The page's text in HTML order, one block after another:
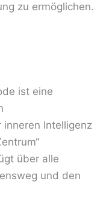
zu ermöglichen.
ist eine
Intelligenz
über alle
und den